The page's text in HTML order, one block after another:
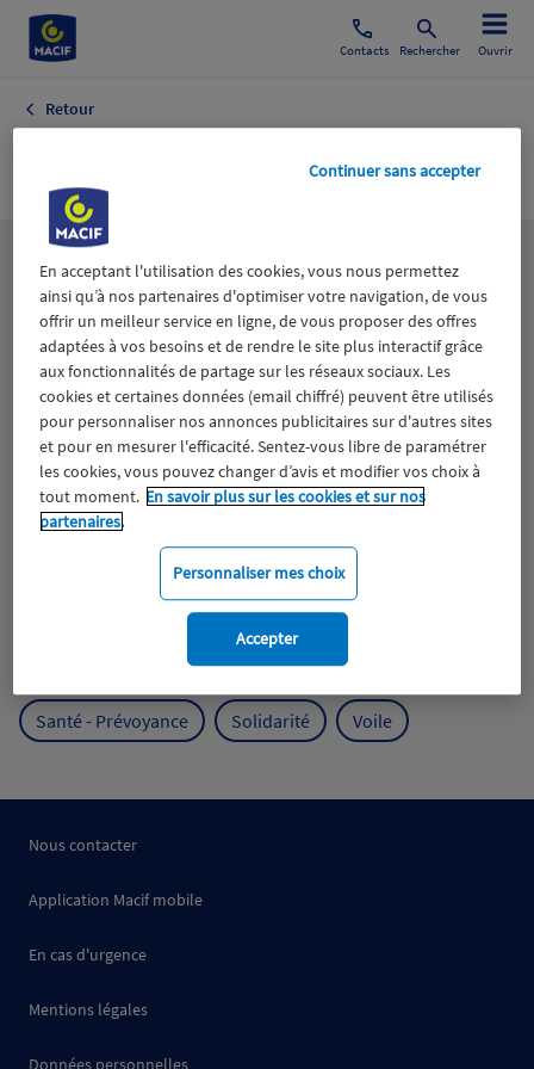
Contacts Rechercher Ouvrir
Retour
Lesthématiques
Aidants Catastrophes naturelles Climat
ESS
Expérience clients Fondation Macif Jeunesse
Mobilité
Protection de l'environnement
Protection des océans Prévention
Santé - Prévoyance Solidarité Voile
Nous contacter
Application Macif mobile
En cas d'urgence
Mentions légales
Données personnelles
En acceptant l'utilisation des cookies, vous nous permettez
ainsi qu’à nos partenaires d'optimiser votre navigation, de vous
offrir un meilleur service en ligne, de vous proposer des offres
adaptées à vos besoins et de rendre le site plus interactif grâce
aux fonctionnalités de partage sur les réseaux sociaux. Les
cookies et certaines données (email chiffré) peuvent être utilisés
pour personnaliser nos annonces publicitaires sur d'autres sites
et pour en mesurer l'efficacité. Sentez-vous libre de paramétrer
les cookies, vous pouvez changer d’avis et modifier vos choix à
tout moment. En savoir plus sur les cookies et sur nos
partenaires.
Personnaliser mes choix
Continuer sans accepter
Accepter